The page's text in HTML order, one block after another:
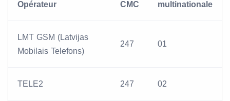
Opérateur CMC multinationale
LMT GSM (Latvijas
Mobilais Telefons)
247 01
TELE2 247 02